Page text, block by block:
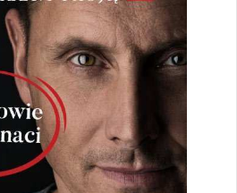
wymagania
swoich organizmów.
karpieńcokształtne
okresowo
niestabilne zbiorniki
są to maleńkie